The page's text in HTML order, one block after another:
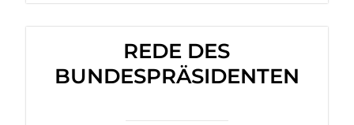
REDE DES
BUNDESPRÄSIDENTEN